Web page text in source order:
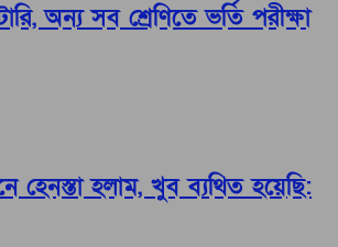
অন্য সব শ্রেণিতে ভর্তি পরীক্ষা
হেনস্তা হলাম, খুব ব্যথিত হয়েছি: